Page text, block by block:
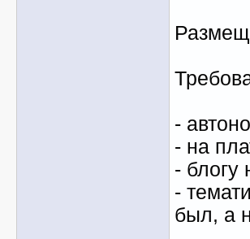
-
- на
- блогу
-
был, а